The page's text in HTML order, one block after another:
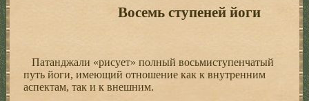
Восемь ступеней йоги
Патанджали «рисует» полный восьмиступенчатый
путь йоги, имеющий отношение как к внутренним
аспектам, так и к внешним.